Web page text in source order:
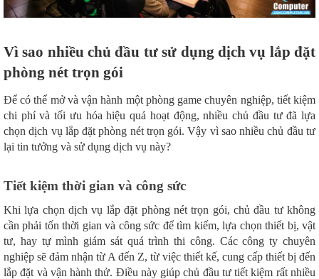
Vì sao nhiều chủ đầu tư sử dụng dịch vụ lắp đặt
phòng nét trọn gói
Để có thể mở và vận hành một phòng game chuyên nghiệp, tiết kiệm
chi phí và tối ưu hóa hiệu quả hoạt động, nhiều chủ đầu tư đã lựa
chọn dịch vụ lắp đặt phòng nét trọn gói. Vậy vì sao nhiều chủ đầu tư
lại tin tưởng và sử dụng dịch vụ này?
Tiết kiệm thời gian và công sức
Khi lựa chọn dịch vụ lắp đặt phòng nét trọn gói, chủ đầu tư không
cần phải tốn thời gian và công sức để tìm kiếm, lựa chọn thiết bị, vật
tư, hay tự mình giám sát quá trình thi công. Các công ty chuyên
nghiệp sẽ đảm nhận từ A đến Z, từ việc thiết kế, cung cấp thiết bị đến
lắp đặt và vận hành thử. Điều này giúp chủ đầu tư tiết kiệm rất nhiều